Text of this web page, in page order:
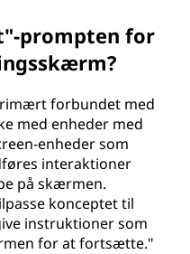
prompten for
forbundet med
med enheder med
enheder som
interaktioner
på skærmen.
konceptet til
instruktioner som
for at fortsætte."